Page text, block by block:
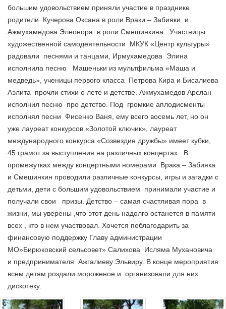
большим удовольствием приняли участие в празднике
родители Кучерова Оксана в роли Враки – Забияки и
Ажмухамедова Элеонора в роли Смешинкина. Участницы
художественной самодеятельности МКУК «Центр культуры»
радовали песнями и танцами, Ирмухамедова Элина
исполнила песню Машеньки из мультфильма «Маша и
медведь», ученицы первого класса Петрова Кира и Бисалиева
Аэлита прочли стихи о лете и детстве. Ажмухамедов Арслан
исполнил песню про детство. Под громкие аплодисменты
исполнял песни Фисенко Ваня, ему всего восемь лет, но он
уже лауреат конкурсов «Золотой ключик», лауреат
международного конкурса «Созвездие дружбы» имеет кубки,
45 грамот за выступления на различных концертах.
В
промежутках между концертными номерами Врака – Забияка
и Смешинкин проводили различные конкурсы, игры и загадки с
детьми, дети с большим удовольствием принимали участие и
получали свои призы. Детство – самая счастливая пора в
жизни, мы уверены ,что этот день надолго останется в памяти
всех , кто в нем участвовал. Хочется поблагодарить за
финансовую поддержку Главу администрации
МО»Бирюковский сельсовет» Салихова Исляма Мухановича
и предпринимателя Ажгалиеву Эльвиру. В конце мероприятия
всем детям роздали мороженое и организовали для них
дискотеку.